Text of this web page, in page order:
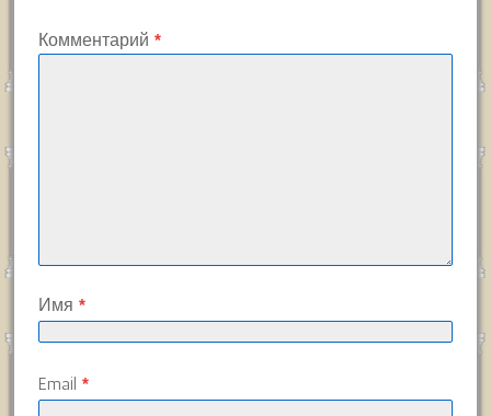
Комментарий *
Имя *
Email *